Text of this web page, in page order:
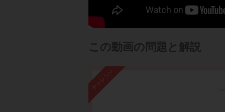
この動画の問題と解説
チャレンジ